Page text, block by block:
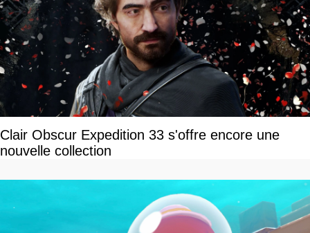
Clair Obscur Expedition 33 s'offre encore une
nouvelle collection